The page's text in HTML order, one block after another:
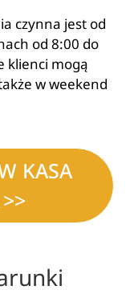
czynna jest od
od 8:00 do
klienci mogą
w weekend
KASA